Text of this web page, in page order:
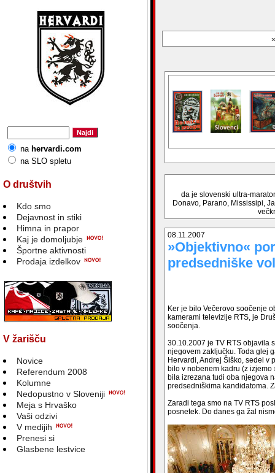
na hervardi.com
na SLO spletu
O društvih
Kdo smo
Dejavnost in stiki
Himna in prapor
Kaj je domoljubje
Športne aktivnosti
Prodaja izdelkov
V žarišču
Novice
Referendum 2008
Kolumne
Nedopustno v Sloveniji
Meja s Hrvaško
Vaši odzivi
V medijih
Prenesi si
Glasbene lestvice
da je slovenski ultra-
Donavo, Parano, Mississipi,
08.11.2007
»Objektivno«
predsedniške
Ker je bilo Večerovo soočenje
kamerami televizije RTS, je
soočenja.
30.10.2007 je TV RTS objavila
njegovem zaključku. Toda glej
Hervardi, Andrej Šiško, sedel v
bilo v nobenem kadru (z
bila izrezana tudi oba njegova
predsedniškima kandidatoma.
Zaradi tega smo na TV RTS
posnetek. Do danes ga žal